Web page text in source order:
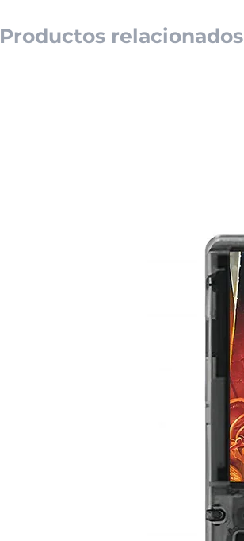
Productos relacionados